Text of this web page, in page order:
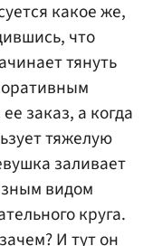
какое же,
что
тянуть
заказ, а когда
тяжелую
заливает
видом
круга.
И тут он